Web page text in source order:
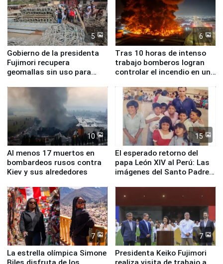
5
Gobierno de la presidenta
Fujimori recupera
geomallas sin uso para
Fenómeno El Niño
6
Tras 10 horas de intenso
trabajo bomberos logran
controlar el incendio en una
de Chile
10
Al menos 17 muertos en
bombardeos rusos contra
Kiev y sus alrededores
15
El esperado retorno del
papa León XIV al Perú: Las
imágenes del Santo Padre
7
La estrella olímpica Simone
7
Presidenta Keiko Fujimori